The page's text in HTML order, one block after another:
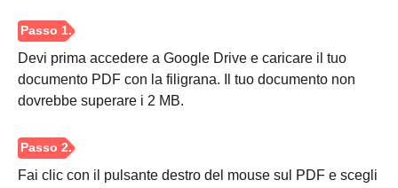
Devi prima accedere a Google Drive e caricare il tuo
documento PDF con la filigrana. Il tuo documento non
dovrebbe superare i 2 MB.
Fai clic con il pulsante destro del mouse sul PDF e scegli